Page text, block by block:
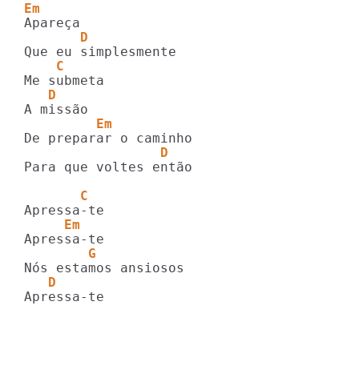
Em
       D
    C
   D
         Em
                 D
Para que voltes então
       C
     Em
        G
   D
Apressa-te